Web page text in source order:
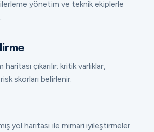
yönetim ve teknik ekiplerle
çıkarılır; kritik varlıklar,
risk skorları belirlenir.
yol haritası ile mimari iyileştirmeler